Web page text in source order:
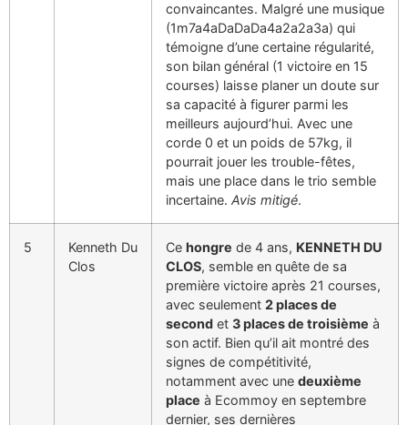
convaincantes. Malgré une musique
(1m7a4aDaDaDa4a2a2a3a) qui
témoigne d’une certaine régularité,
son bilan général (1 victoire en 15
courses) laisse planer un doute sur
sa capacité à figurer parmi les
meilleurs aujourd’hui. Avec une
corde 0 et un poids de 57kg, il
pourrait jouer les trouble-fêtes,
mais une place dans le trio semble
incertaine. Avis mitigé.
5
Kenneth Du
Clos
Ce hongre de 4 ans, KENNETH DU
CLOS, semble en quête de sa
première victoire après 21 courses,
avec seulement 2 places de
second et 3 places de troisième à
son actif. Bien qu’il ait montré des
signes de compétitivité,
notamment avec une deuxième
place à Ecommoy en septembre
dernier, ses dernières